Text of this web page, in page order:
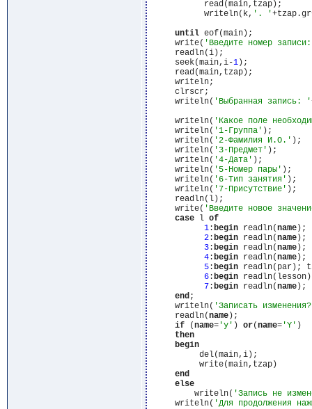
	   writeln(k,
'. '
until eof(main);
     write(
'Введите номер
     readln(i);
     seek(main,i-
1);
     read(main,tzap);
     writeln;
     clrscr;
     writeln(
'Выбранная запись: '
     writeln(
'Какое поле
     writeln(
'1-Группа' );
     writeln(
'2-Фамилия И.О.' );
     writeln(
'3-Предмет' );
     writeln(
'4-Дата' );
     writeln(
'5-Номер пары' );
     writeln(
'6-Тип занятия' );
     writeln(
'7-Присутствие' );
     readln(l);
     write(
'Введите новое
case l of
1:begin readln(name);
2:begin readln(name);
3:begin readln(name);
4:begin readln(name);
5:begin readln(par);
6:begin
7:begin readln(name);
end;
     writeln(
'Записать
     readln(
name);
if (name='y' ) or(name='Y' )
then
begin
          del(main,i);
          write(main,tzap)
end
else
         writeln(
'Запись не
     writeln(
'Для продолжения